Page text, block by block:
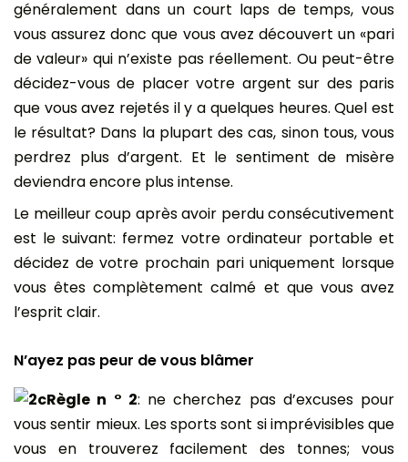
généralement dans un court laps de temps, vous
vous assurez donc que vous avez découvert un «pari
de valeur» qui n’existe pas réellement. Ou peut-être
décidez-vous de placer votre argent sur des paris
que vous avez rejetés il y a quelques heures. Quel est
le résultat? Dans la plupart des cas, sinon tous, vous
perdrez plus d’argent. Et le sentiment de misère
deviendra encore plus intense.
Le meilleur coup après avoir perdu consécutivement
est le suivant: fermez votre ordinateur portable et
décidez de votre prochain pari uniquement lorsque
vous êtes complètement calmé et que vous avez
l’esprit clair.
N’ayez pas peur de vous blâmer
Règle n ° 2: ne cherchez pas d’excuses pour
vous sentir mieux. Les sports sont si imprévisibles que
vous en trouverez facilement des tonnes; vous